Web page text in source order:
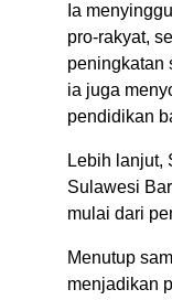
Ia
pro-rakyat,
peningkatan
ia juga
pendidikan
Lebih lanjut,
Sulawesi
mulai dari
Menutup
menjadikan